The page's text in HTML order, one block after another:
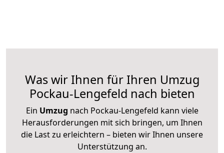
Was wir Ihnen für Ihren Umzug
Pockau-Lengefeld nach bieten
Ein Umzug nach Pockau-Lengefeld kann viele
Herausforderungen mit sich bringen, um Ihnen
die Last zu erleichtern – bieten wir Ihnen unsere
Unterstützung an.